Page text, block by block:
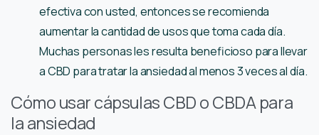
efectiva con usted, entonces se recomienda
aumentar la cantidad de usos que toma cada día.
Muchas personas les resulta beneficioso para llevar
a CBD para tratar la ansiedad al menos 3 veces al día.
Cómo usar cápsulas CBD o CBDA para
la ansiedad